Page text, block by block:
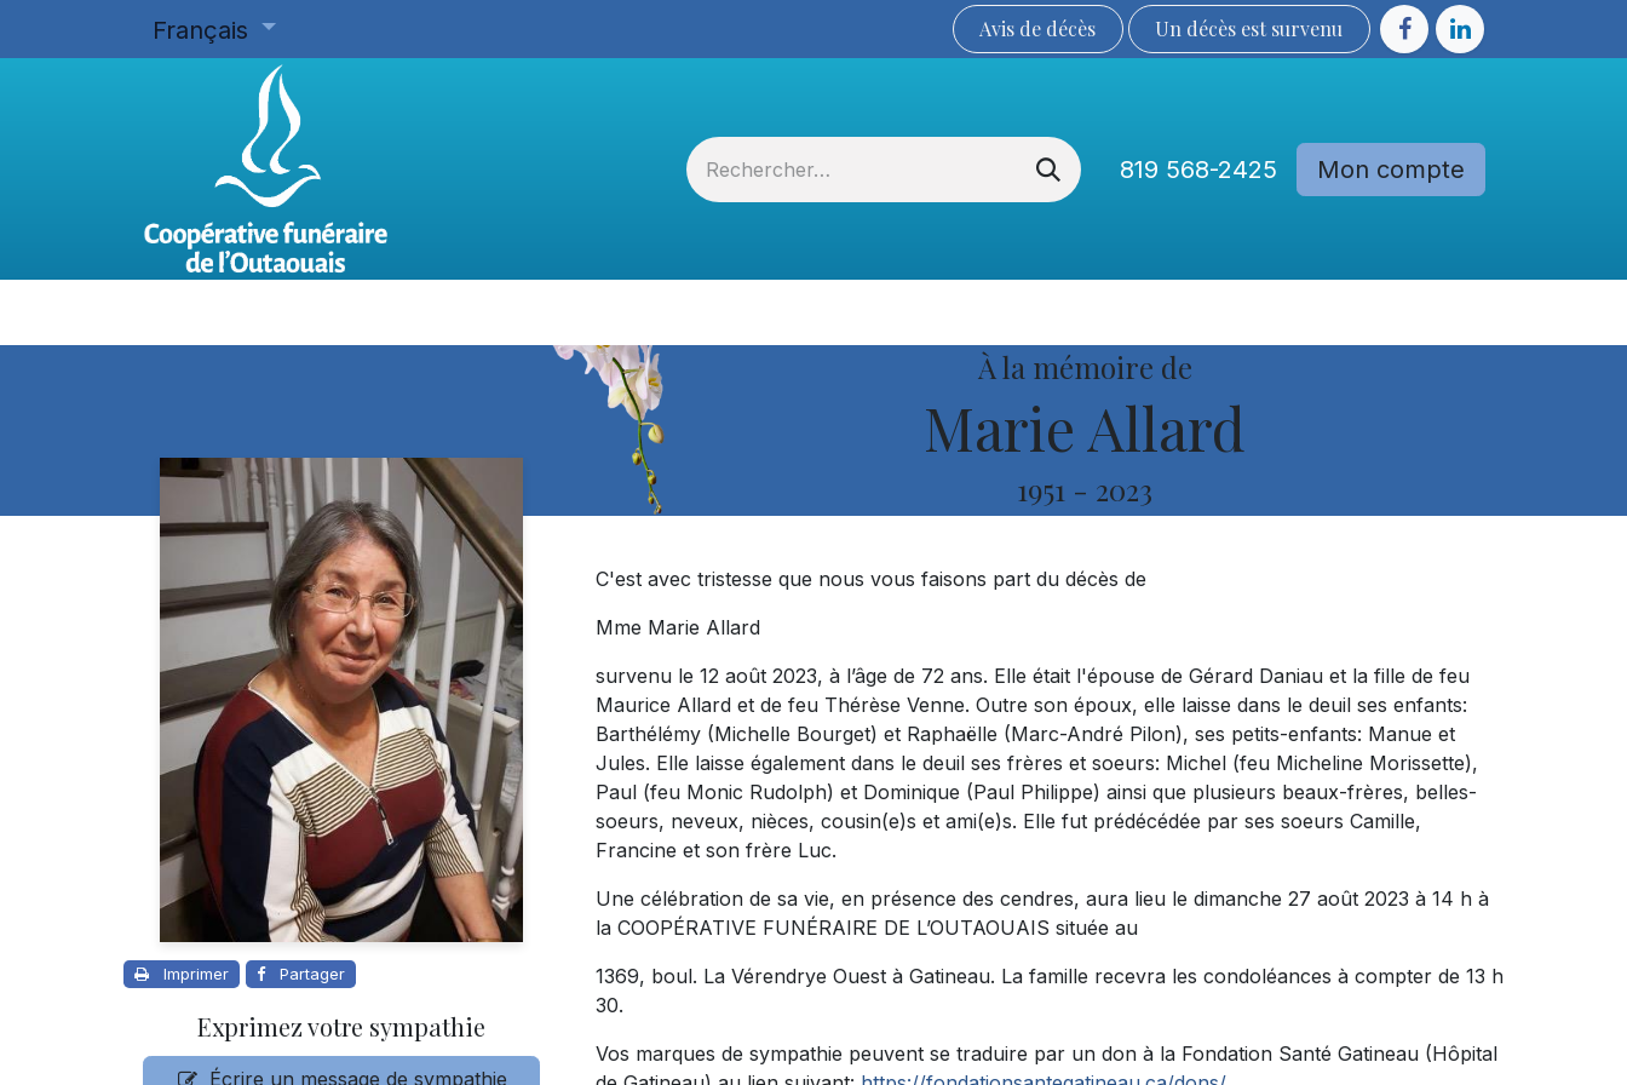
Français Avis de décès Un décès est sur​​​​​​​​ve​nu​​​​​​​​​​
819 568-2425 Mon compte
À la mémoire de
Marie Allard
1951 - 2023
Imprimer Partager
Exprimez votre sympathie
Écrire un message de sympathie
C'est avec tristesse que nous vous faisons part du décès de
Mme Marie Allard
survenu le 12 août 2023, à l’âge de 72 ans. Elle était l'épouse de Gérard Daniau et la fille de feu
Maurice Allard et de feu Thérèse Venne. Outre son époux, elle laisse dans le deuil ses enfants:
Barthélémy (Michelle Bourget) et Raphaëlle (Marc-André Pilon), ses petits-enfants: Manue et
Jules. Elle laisse également dans le deuil ses frères et soeurs: Michel (feu Micheline Morissette),
Paul (feu Monic Rudolph) et Dominique (Paul Philippe) ainsi que plusieurs beaux-frères, belles-
soeurs, neveux, nièces, cousin(e)s et ami(e)s. Elle fut prédécédée par ses soeurs Camille,
Francine et son frère Luc.
Une célébration de sa vie, en présence des cendres, aura lieu le dimanche 27 août 2023 à 14 h à
la COOPÉRATIVE FUNÉRAIRE DE L’OUTAOUAIS située au
1369, boul. La Vérendrye Ouest à Gatineau. La famille recevra les condoléances à compter de 13 h
30.
Vos marques de sympathie peuvent se traduire par un don à la Fondation Santé Gatineau (Hôpital